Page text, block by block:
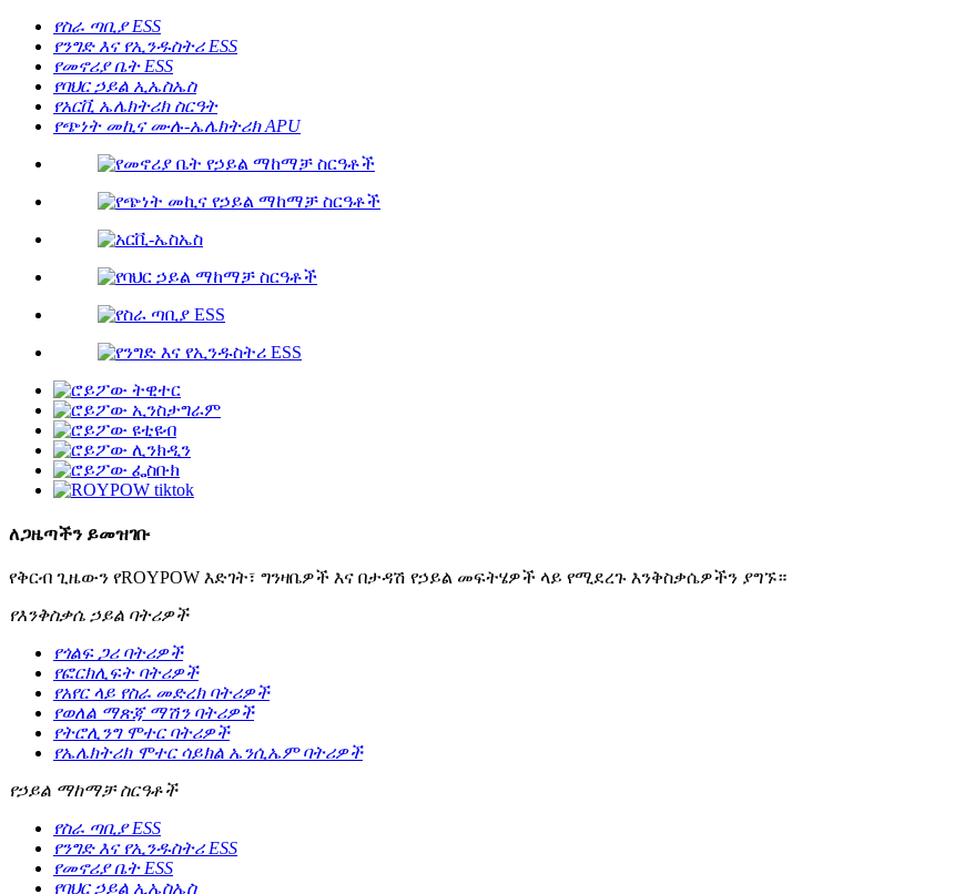
የስራ ጣቢያ ESS
የንግድ እና የኢንዱስትሪ ESS
የመኖሪያ ቤት ESS
የባህር ኃይል ኢኤስኤስ
የአርቪ ኤሌክትሪክ ስርዓት
የጭነት መኪና ሙሉ-ኤሌክትሪክ APU
ለጋዜጣችን ይመዝገቡ
የቅርብ ጊዜውን የROYPOW እድገት፣ ግንዛቤዎች እና በታዳሽ የኃይል መፍትሄዎች ላይ የሚደረጉ እንቅስቃሴዎችን ያግኙ።
የእንቅስቃሴ ኃይል ባትሪዎች
የጎልፍ ጋሪ ባትሪዎች
የፎርክሊፍት ባትሪዎች
የአየር ላይ የስራ መድረክ ባትሪዎች
የወለል ማጽጃ ማሽን ባትሪዎች
የትሮሊንግ ሞተር ባትሪዎች
የኤሌክትሪክ ሞተር ሳይክል ኤንሲኤም ባትሪዎች
የኃይል ማከማቻ ስርዓቶች
የስራ ጣቢያ ESS
የንግድ እና የኢንዱስትሪ ESS
የመኖሪያ ቤት ESS
የባህር ኃይል ኢኤስኤስ